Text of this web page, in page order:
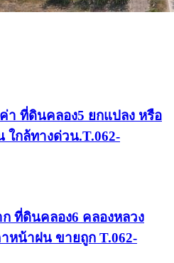
า ที่ดินคลอง5 ยกแปลง หรือ
ใกล้ทางด่วน.T.062-
ที่ดินคลอง6 คลองหลวง
หน้าฝน ขายถูก T.062-